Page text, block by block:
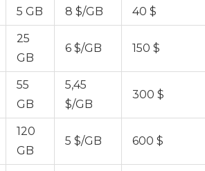
5 GB 8 $/GB 40 $
25
GB
6 $/GB 150 $
55
GB
5,45
$/GB
300 $
120
GB
5 $/GB 600 $